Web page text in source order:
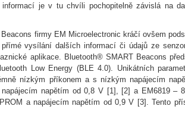
informací je v tu chvíli pochopitelně závislá na
firmy EM Microelectronic kráčí ovšem
vysílání dalších informací či údajů ze
aplikace. Bluetooth® SMART Beacons
Low Energy (BLE 4.0). Unikátních
nízkým příkonem a s nízkým napájecím
napájecím napětím od 0,8 V [1], [2] a EM6819 –
a napájecím napětím od 0,9 V [3]. Tento